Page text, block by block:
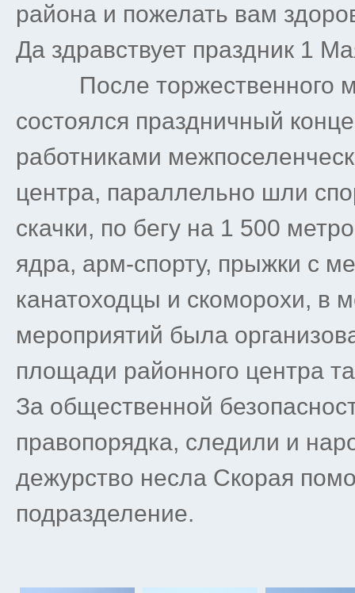
района и пожелать вам
Да здравствует праздник 1
После торжественного
состоялся праздничный
работниками
центра, параллельно шли
скачки, по бегу на 1 500
ядра, арм-спорту, прыжки с
канатоходцы и скоморохи, в
мероприятий была
площади районного центра
За общественной
правопорядка, следили и
дежурство несла Скорая
подразделение.